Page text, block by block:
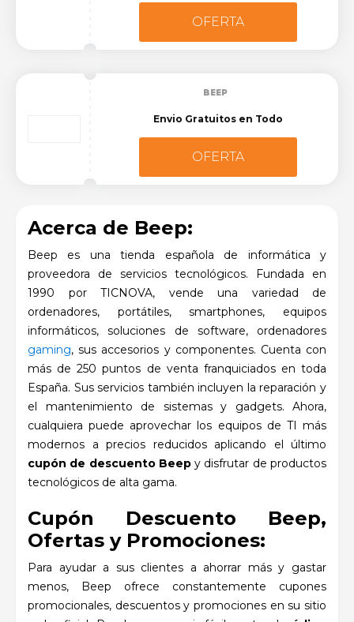
OFERTA
BEEP
Envio Gratuitos en Todo
OFERTA
Acerca de Beep:
Beep es una tienda española de informática y
proveedora de servicios tecnológicos. Fundada en
1990 por TICNOVA, vende una variedad de
ordenadores, portátiles, smartphones, equipos
informáticos, soluciones de software, ordenadores
gaming, sus accesorios y componentes. Cuenta con
más de 250 puntos de venta franquiciados en toda
España. Sus servicios también incluyen la reparación y
el mantenimiento de sistemas y gadgets. Ahora,
cualquiera puede aprovechar los equipos de TI más
modernos a precios reducidos aplicando el último
cupón de descuento Beepy disfrutar de productos
tecnológicos de alta gama.
Cupón Descuento Beep,
Ofertas y Promociones:
Para ayudar a sus clientes a ahorrar más y gastar
menos, Beep ofrece constantemente cupones
promocionales, descuentos y promociones en su sitio